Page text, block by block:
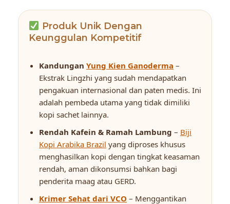
Produk Unik Dengan
Keunggulan Kompetitif
Kandungan Yung Kien Ganoderma –
Ekstrak Lingzhi yang sudah mendapatkan
pengakuan internasional dan paten medis. Ini
adalah pembeda utama yang tidak dimiliki
kopi sachet lainnya.
Rendah Kafein & Ramah Lambung – Biji
Kopi Arabika Brazil yang diproses khusus
menghasilkan kopi dengan tingkat keasaman
rendah, aman dikonsumsi bahkan bagi
penderita maag atau GERD.
Krimer Sehat dari VCO – Menggantikan